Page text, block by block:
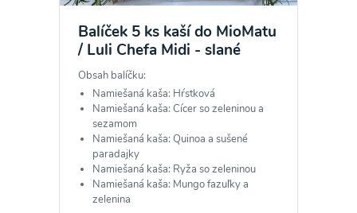
Balíček 5 ks kaší do MioMatu
/ Luli Chefa Midi - slané
Obsah balíčku:
Namiešaná kaša: Hŕstková
Namiešaná kaša: Cícer so zeleninou a
sezamom
Namiešaná kaša: Quinoa a sušené
paradajky
Namiešaná kaša: Ryža so zeleninou
Namiešaná kaša: Mungo fazuľky a
zelenina